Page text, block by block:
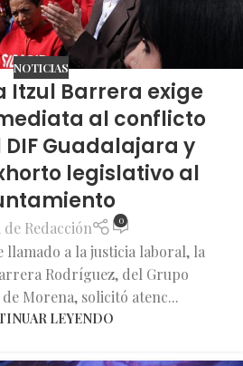
NOTICIAS
Itzul Barrera exige
al conflicto
Guadalajara y
legislativo al
de Redacción 0
llamado a la justicia laboral, la
Rodríguez, del Grupo
Morena, solicitó atenc...
LEYENDO